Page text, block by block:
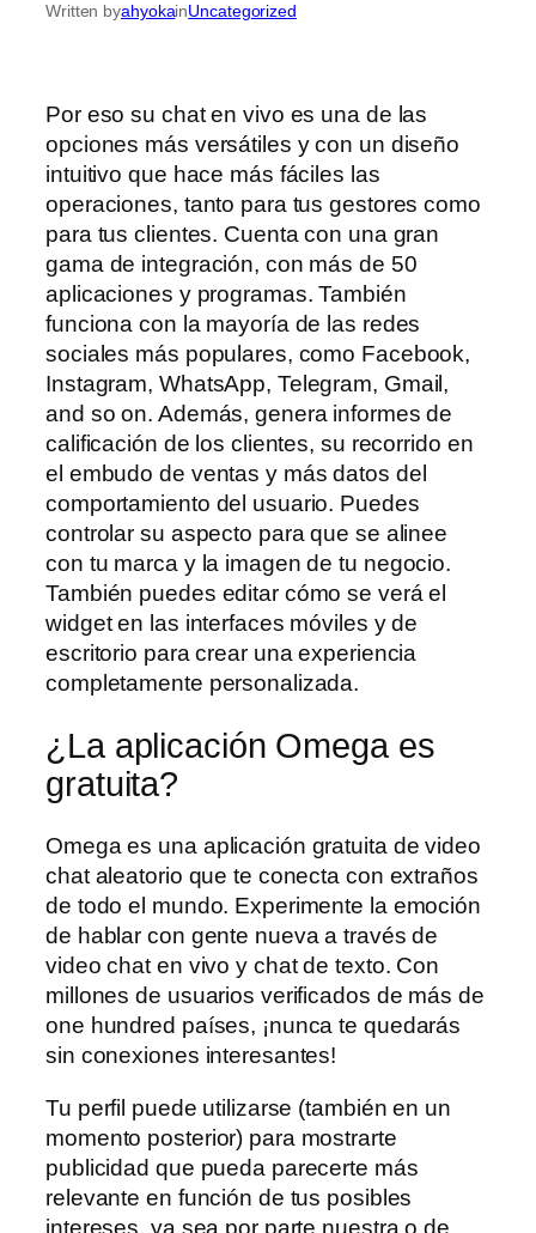
Written byahyokainUncategorized
Por eso su chat en vivo es una de las
opciones más versátiles y con un diseño
intuitivo que hace más fáciles las
operaciones, tanto para tus gestores como
para tus clientes. Cuenta con una gran
gama de integración, con más de 50
aplicaciones y programas. También
funciona con la mayoría de las redes
sociales más populares, como Facebook,
Instagram, WhatsApp, Telegram, Gmail,
and so on. Además, genera informes de
calificación de los clientes, su recorrido en
el embudo de ventas y más datos del
comportamiento del usuario. Puedes
controlar su aspecto para que se alinee
con tu marca y la imagen de tu negocio.
También puedes editar cómo se verá el
widget en las interfaces móviles y de
escritorio para crear una experiencia
completamente personalizada.
¿La aplicación Omega es
gratuita?
Omega es una aplicación gratuita de video
chat aleatorio que te conecta con extraños
de todo el mundo. Experimente la emoción
de hablar con gente nueva a través de
video chat en vivo y chat de texto. Con
millones de usuarios verificados de más de
one hundred países, ¡nunca te quedarás
sin conexiones interesantes!
Tu perfil puede utilizarse (también en un
momento posterior) para mostrarte
publicidad que pueda parecerte más
relevante en función de tus posibles
intereses, ya sea por parte nuestra o de